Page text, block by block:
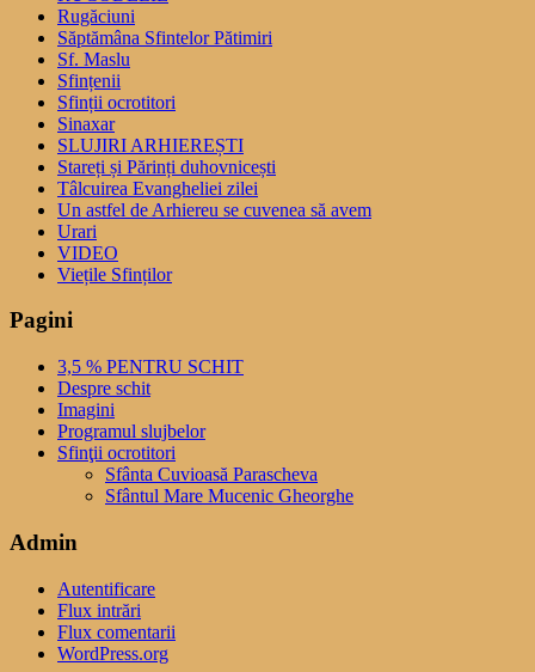
Rugăciuni
Săptămâna Sfintelor Pătimiri
Sf. Maslu
Sfințenii
Sfinții ocrotitori
Sinaxar
SLUJIRI ARHIEREȘTI
Stareți și Părinți duhovnicești
Tâlcuirea Evangheliei zilei
Un astfel de Arhiereu se cuvenea să avem
Urari
VIDEO
Viețile Sfinților
Pagini
3,5 % PENTRU SCHIT
Despre schit
Imagini
Programul slujbelor
Sfinţii ocrotitori
Sfânta Cuvioasă Parascheva
Sfântul Mare Mucenic Gheorghe
Admin
Autentificare
Flux intrări
Flux comentarii
WordPress.org